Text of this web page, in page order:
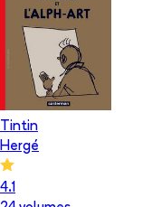
Tintin
Hergé
4.1